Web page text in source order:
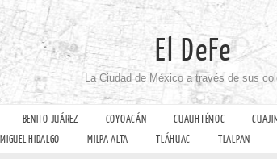
El DeFe
La Ciudad de México a través de sus
BENITO JUÁREZ COYOACÁN CUAUHTÉMOC
MIGUEL HIDALGO MILPA ALTA TLÁHUAC TLALPAN